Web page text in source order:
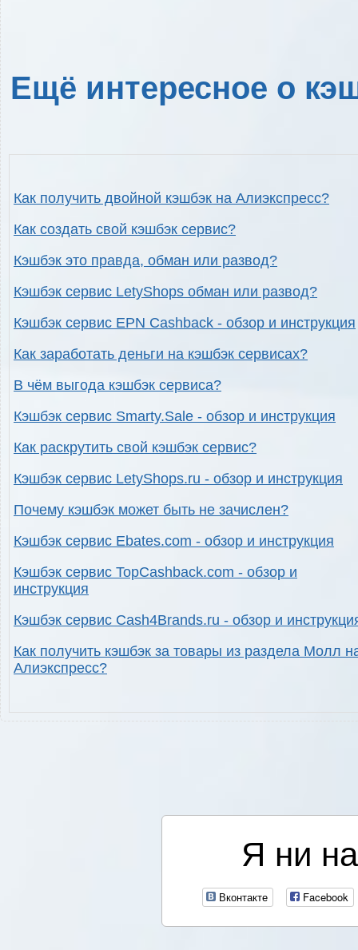
Ещё интересное о
Как получить двойной кэшбэк на Алиэкспресс?
Как создать свой кэшбэк сервис?
Кэшбэк это правда, обман или развод?
Кэшбэк сервис LetyShops обман или развод?
Кэшбэк сервис EPN Cashback - обзор и инструкция
Как заработать деньги на кэшбэк сервисах?
В чём выгода кэшбэк сервиса?
Кэшбэк сервис Smarty.Sale - обзор и инструкция
Как раскрутить свой кэшбэк сервис?
Кэшбэк сервис LetyShops.ru - обзор и инструкция
Почему кэшбэк может быть не зачислен?
Кэшбэк сервис Ebates.com - обзор и инструкция
Кэшбэк сервис TopCashback.com - обзор и
инструкция
Кэшбэк сервис Cash4Brands.ru - обзор и
Как получить кэшбэк за товары из раздела Молл
Алиэкспресс?
Я ни
Вконтакте Facebook